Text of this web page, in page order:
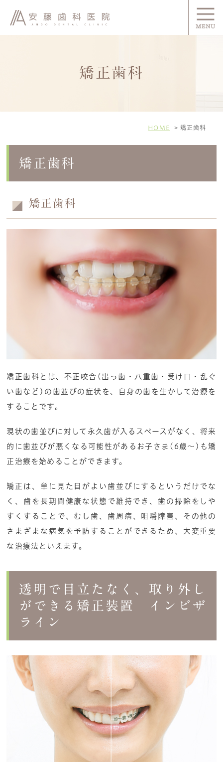
矯正歯科
HOME 矯正歯科
矯正歯科
矯正歯科
矯正歯科とは、不正咬合(出っ歯・八重歯・受け口・乱ぐ
い歯など)の歯並びの症状を、自身の歯を生かして治療を
することです。
現状の歯並びに対して永久歯が入るスペースがなく、将来
的に歯並びが悪くなる可能性があるお子さま(6歳〜)も矯
正治療を始めることができます。
矯正は、単に見た目がよい歯並びにするというだけでな
く、歯を長期間健康な状態で維持でき、歯の掃除をしや
すくすることで、むし歯、歯周病、咀嚼障害、その他の
さまざまな病気を予防することができるため、大変重要
な治療法といえます。
透明で目立たなく、取り外し
ができる矯正装置 インビザ
ライン